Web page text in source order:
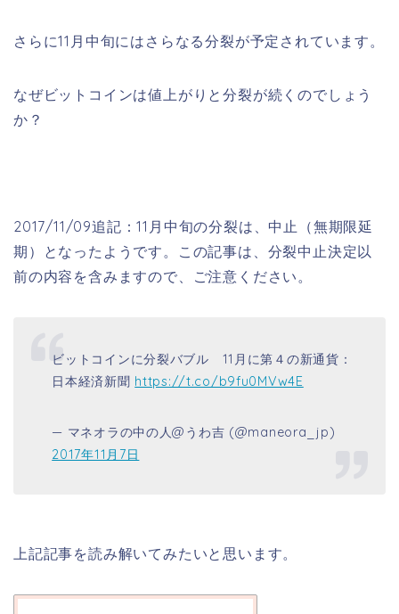
さらに11月中旬にはさらなる分裂が予定されています。
なぜビットコインは値上がりと分裂が続くのでしょう
か？
2017/11/09追記：11月中旬の分裂は、中止（無期限延
期）となったようです。この記事は、分裂中止決定以
前の内容を含みますので、ご注意ください。
ビットコインに分裂バブル 11月に第４の新通貨：
日本経済新聞 https://t.co/b9fu0MVw4E
— マネオラの中の人@うわ吉 (@maneora_jp)
2017年11月7日
上記記事を読み解いてみたいと思います。